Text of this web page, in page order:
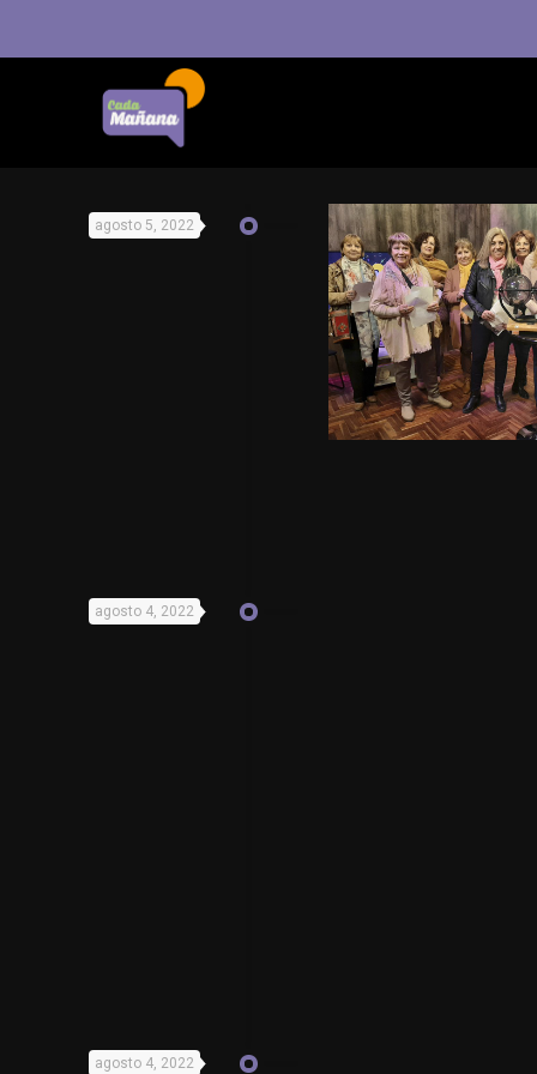
agosto 5, 2022
agosto 4, 2022
agosto 4, 2022